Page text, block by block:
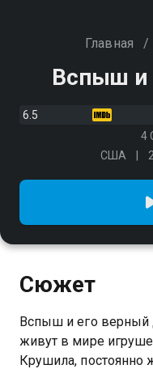
Главная /
Вспыш и
6.5
4
США
Сюжет
Вспыш и его верный
живут в мире
Крушила, постоянно